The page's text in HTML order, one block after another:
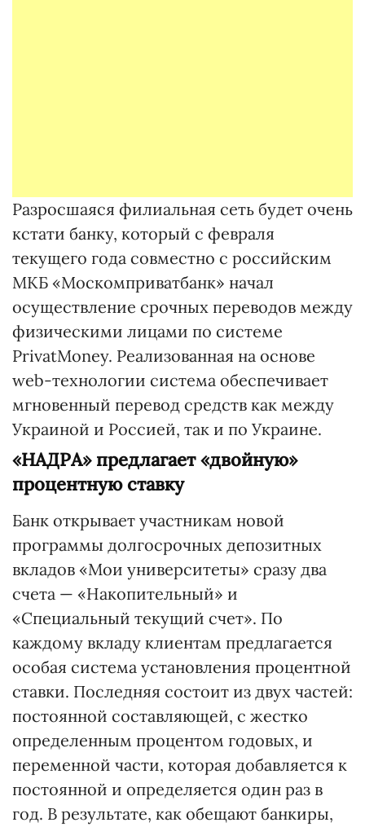
Разросшаяся филиальная сеть будет очень
кстати банку, который с февраля
текущего года совместно с российским
МКБ «Москомприватбанк» начал
осуществление срочных переводов между
физическими лицами по системе
PrivatMoney. Реализованная на основе
web-технологии система обеспечивает
мгновенный перевод средств как между
Украиной и Россией, так и по Украине.
«НАДРА» предлагает «двойную»
процентную ставку
Банк открывает участникам новой
программы долгосрочных депозитных
вкладов «Мои университеты» сразу два
счета — «Накопительный» и
«Специальный текущий счет». По
каждому вкладу клиентам предлагается
особая система установления процентной
ставки. Последняя состоит из двух частей:
постоянной составляющей, с жестко
определенным процентом годовых, и
переменной части, которая добавляется к
постоянной и определяется один раз в
год. В результате, как обещают банкиры,